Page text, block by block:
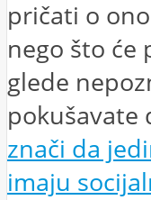
pričati o
nego što će
glede
pokušavate
znači da
imaju